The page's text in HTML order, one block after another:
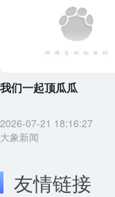
我们一起顶瓜瓜
2026-07-21 18:16:27
大象新闻
友情链接